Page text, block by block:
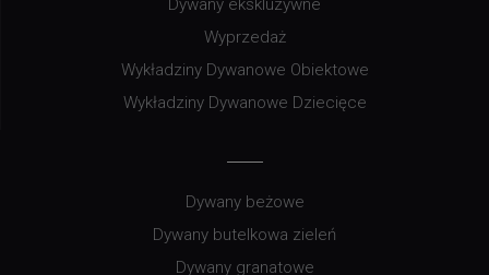
Dywany ekskluzywne
Wyprzedaż
Wykładziny Dywanowe Obiektowe
Wykładziny Dywanowe Dziecięce
Dywany beżowe
Dywany butelkowa zieleń
Dywany granatowe